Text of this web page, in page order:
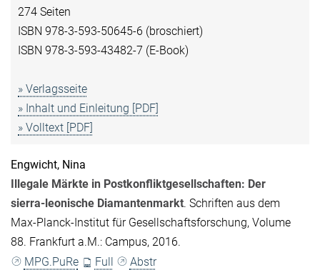
274 Seiten
ISBN 978-3-593-50645-6 (broschiert)
ISBN 978-3-593-43482-7 (E-Book)
» Verlagsseite
» Inhalt und Einleitung [PDF]
» Volltext [PDF]
Engwicht, Nina
Illegale Märkte in Postkonfliktgesellschaften: Der
sierra-leonische Diamantenmarkt. Schriften aus dem
Max-Planck-Institut für Gesellschaftsforschung, Volume
88. Frankfurt a.M.: Campus, 2016.
MPG.PuRe
Full Abstr